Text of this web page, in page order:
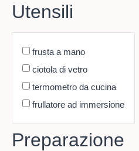
Utensili
frusta a mano
ciotola di vetro
termometro da cucina
frullatore ad immersione
Preparazione